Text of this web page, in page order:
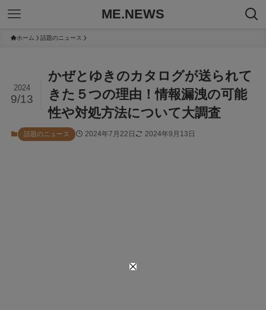
ME.NEWS
ホーム 話題のニュース
かぜとゆきのカタログが送られて
きた５つの理由！情報漏洩の可能
性や対処方法について大調査
2024
9/13
話題のニュース 2024年7月22日 2024年9月13日